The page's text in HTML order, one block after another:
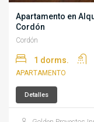
Apartamento en
Cordón
Cordón
1 dorms.
APARTAMENTO
Detalles